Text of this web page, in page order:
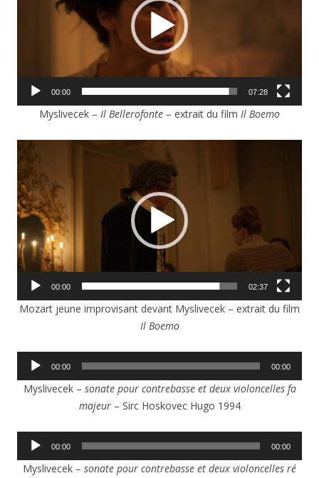
00:00 07:28
Myslivecek – Il Bellerofonte – extrait du film Il Boemo
Lecteur
vidéo
00:00 02:37
Mozart jeune improvisant devant Myslivecek – extrait du film
Il Boemo
Lecteur
00:00 00:00
Myslivecek – sonate pour contrebasse et deux violoncelles fa
majeur– Sirc Hoskovec Hugo 1994
Lecteur
00:00 00:00
Myslivecek – sonate pour contrebasse et deux violoncelles ré